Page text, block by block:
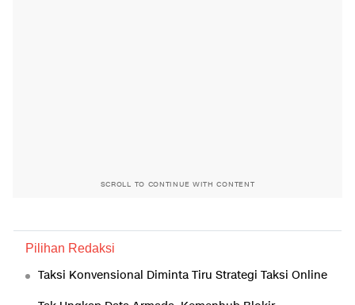
SCROLL TO CONTINUE WITH CONTENT
Pilihan Redaksi
Taksi Konvensional Diminta Tiru Strategi Taksi Online